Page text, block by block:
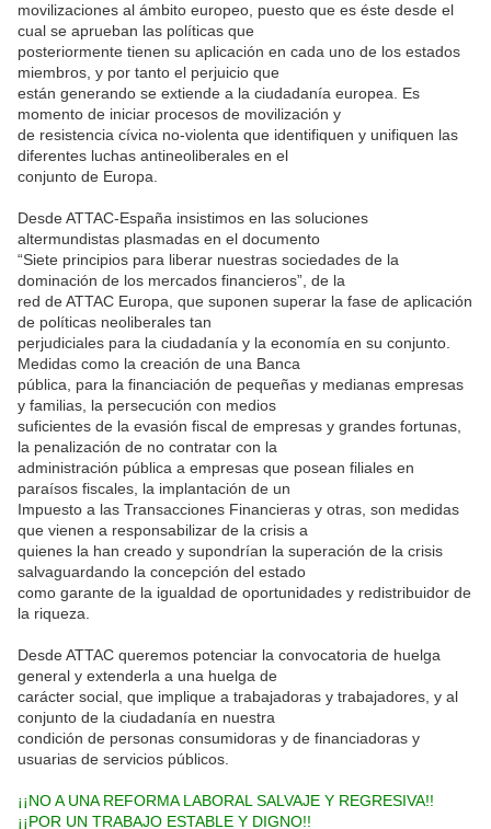
movilizaciones al ámbito europeo, puesto que es éste desde el
cual se aprueban las políticas que
posteriormente tienen su aplicación en cada uno de los estados
miembros, y por tanto el perjuicio que
están generando se extiende a la ciudadanía europea. Es
momento de iniciar procesos de movilización y
de resistencia cívica no-violenta que identifiquen y unifiquen las
diferentes luchas antineoliberales en el
conjunto de Europa.
Desde ATTAC-España insistimos en las soluciones
altermundistas plasmadas en el documento
“Siete principios para liberar nuestras sociedades de la
dominación de los mercados financieros”, de la
red de ATTAC Europa, que suponen superar la fase de aplicación
de políticas neoliberales tan
perjudiciales para la ciudadanía y la economía en su conjunto.
Medidas como la creación de una Banca
pública, para la financiación de pequeñas y medianas empresas
y familias, la persecución con medios
suficientes de la evasión fiscal de empresas y grandes fortunas,
la penalización de no contratar con la
administración pública a empresas que posean filiales en
paraísos fiscales, la implantación de un
Impuesto a las Transacciones Financieras y otras, son medidas
que vienen a responsabilizar de la crisis a
quienes la han creado y supondrían la superación de la crisis
salvaguardando la concepción del estado
como garante de la igualdad de oportunidades y redistribuidor de
la riqueza.
Desde ATTAC queremos potenciar la convocatoria de huelga
general y extenderla a una huelga de
carácter social, que implique a trabajadoras y trabajadores, y al
conjunto de la ciudadanía en nuestra
condición de personas consumidoras y de financiadoras y
usuarias de servicios públicos.
¡¡NO A UNA REFORMA LABORAL SALVAJE Y REGRESIVA!!
¡¡POR UN TRABAJO ESTABLE Y DIGNO!!